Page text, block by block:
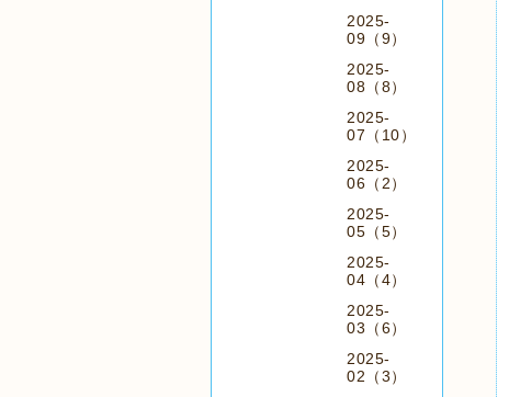
2025-
09（9）
2025-
08（8）
2025-
07（10）
2025-
06（2）
2025-
05（5）
2025-
04（4）
2025-
03（6）
2025-
02（3）